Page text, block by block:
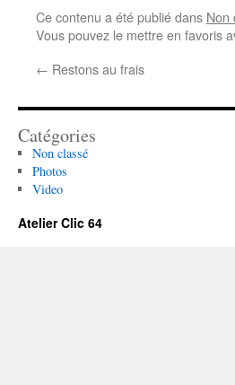
Ce contenu a été publié dans Non
Vous pouvez le mettre en favoris
← Restons au frais
Catégories
Non classé
Photos
Video
Atelier Clic 64